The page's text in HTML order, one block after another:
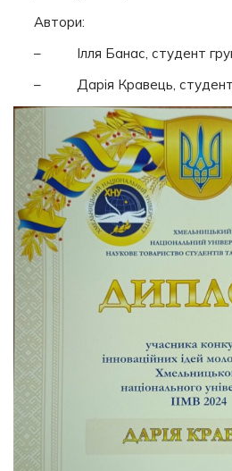
Автори:
– Ілля Банас, студент
– Дарія Кравець,